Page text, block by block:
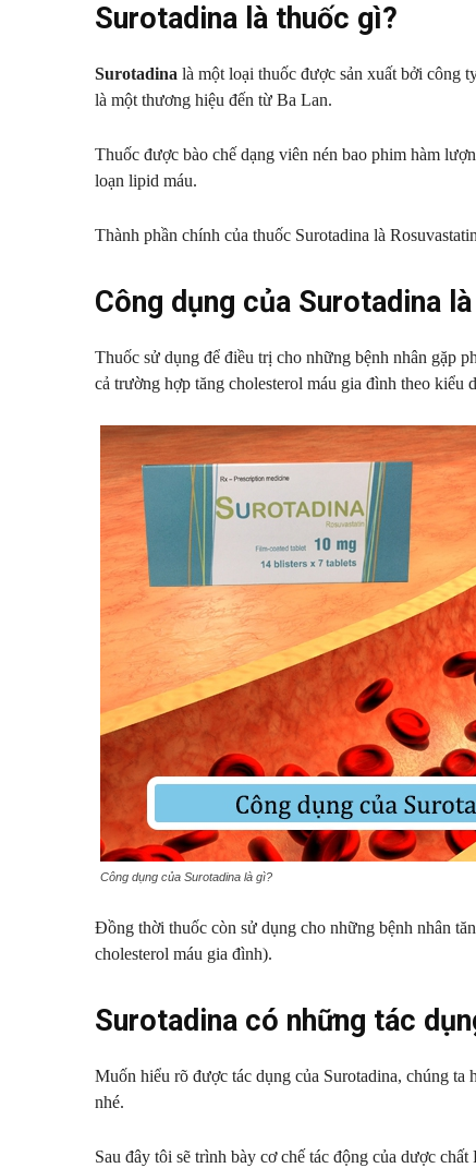
Surotadina là thuốc gì?
Surotadina là một loại thuốc được sản xuất bởi công
là một thương hiệu đến từ Ba Lan.
Thuốc được bào chế dạng viên nén bao phim hàm
loạn lipid máu.
Thành phần chính của thuốc Surotadina là
Công dụng của Surotadina
Thuốc sử dụng để điều trị cho những bệnh nhân gặp
cả trường hợp tăng cholesterol máu gia đình theo
Công dụng của Surotadina là gì?
Đồng thời thuốc còn sử dụng cho những bệnh nhân
cholesterol máu gia đình).
Surotadina có những tác
Muốn hiểu rõ được tác dụng của Surotadina, chúng ta
nhé.
Sau đây tôi sẽ trình bày cơ chế tác động của dược